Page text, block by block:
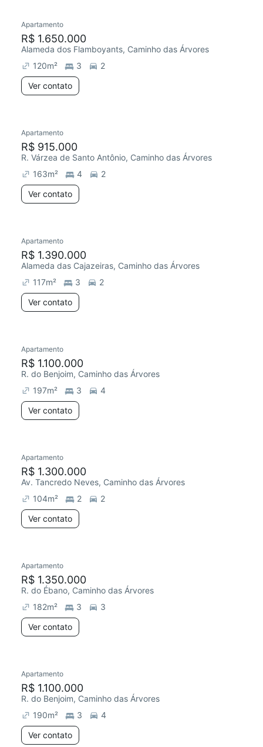
Redecorar
Apartamento
R$ 1.650.000
Alameda dos Flamboyants, Caminho das Árvores
120m² 3
2
Ver contato
Apartamento
R$ 915.000
R. Várzea de Santo Antônio, Caminho das Árvores
163m² 4
2
Ver contato
Apartamento
R$ 1.390.000
Alameda das Cajazeiras, Caminho das Árvores
117m² 3
2
Ver contato
Redecorar
Apartamento
R$ 1.100.000
R. do Benjoim, Caminho das Árvores
197m² 3
4
Ver contato
Redecorar
Apartamento
R$ 1.300.000
Av. Tancredo Neves, Caminho das Árvores
104m² 2
2
Ver contato
Redecorar
Apartamento
R$ 1.350.000
R. do Ébano, Caminho das Árvores
182m² 3
3
Ver contato
Redecorar
Apartamento
R$ 1.100.000
R. do Benjoim, Caminho das Árvores
190m² 3
4
Ver contato